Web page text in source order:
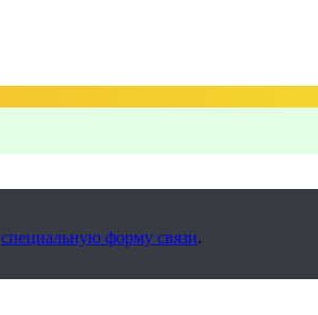
специальную форму связи.